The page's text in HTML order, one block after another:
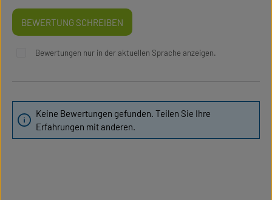
BEWERTUNG SCHREIBEN
Bewertungen nur in der aktuellen Sprache anzeigen.
Keine Bewertungen gefunden. Teilen Sie Ihre
Erfahrungen mit anderen.